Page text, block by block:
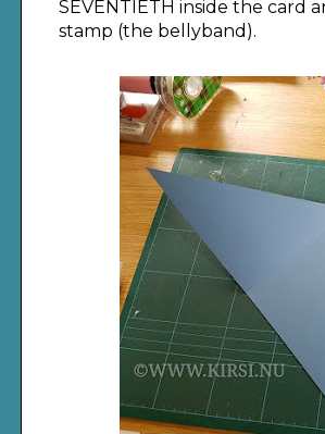
SEVENTIETH inside the card
stamp (the bellyband).